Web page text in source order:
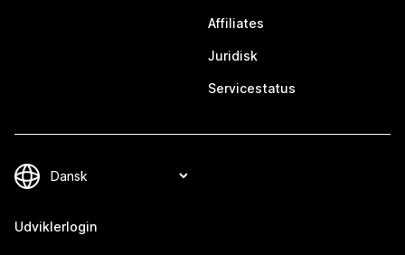
Affiliates
Juridisk
Servicestatus
Udviklerlogin